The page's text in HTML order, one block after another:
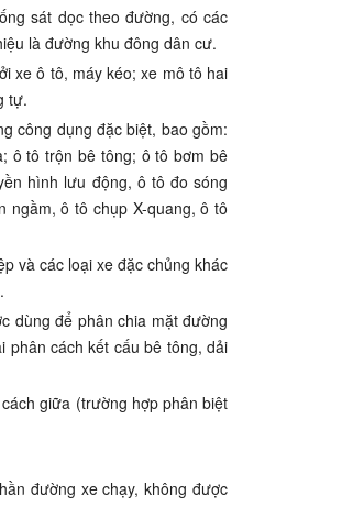
sát dọc theo đường, có các
là đường khu đông dân cư.
xe ô tô, máy kéo; xe mô tô hai
tự.
công dụng đặc biệt, bao gồm:
ô tô trộn bê tông; ô tô bơm bê
hình lưu động, ô tô đo sóng
ô tô chụp X-quang, ô tô
và các loại xe đặc chủng khác
dùng để phân chia mặt đường
phân cách kết cấu bê tông, dải
cáchgiữa (trường hợp phân biệt
đường xe chạy, không được